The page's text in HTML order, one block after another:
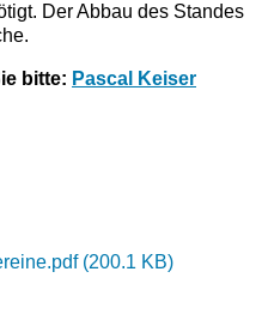
Der Abbau des Standes
bitte: Pascal Keiser
(200.1 KB)